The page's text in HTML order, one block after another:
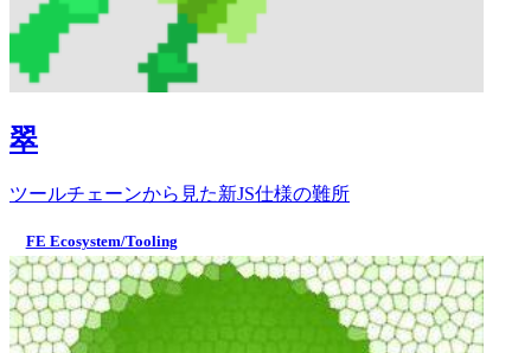
翠
ツールチェーンから見た新JS仕様の難所
FE Ecosystem/Tooling